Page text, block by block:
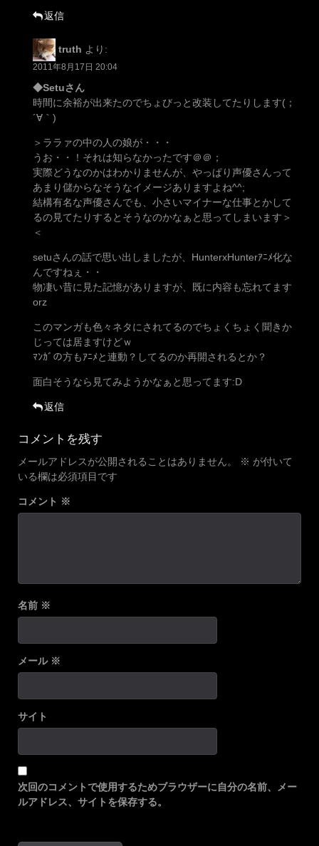
返信
truth より:
2011年8月17日 20:04
◆Setuさん
時間に余裕が出来たのでちょびっと改装してたりします(；
´∀｀)
＞ララァの中の人の娘が・・・
うお・・！それは知らなかったです＠＠；
実際どうなのかはわかりませんが、やっぱり声優さんって
あまり儲からなそうなイメージありますよね^^;
結構有名な声優さんでも、小さいマイナーな仕事とかして
るの見てたりするとそうなのかなぁと思ってしまいます＞
＜
setuさんの話で思い出しましたが、HunterxHunterｱﾆﾒ化な
んですねぇ・・
物凄い昔に見た記憶がありますが、既に内容も忘れてます
orz
このマンガも色々ネタにされてるのでちょくちょく聞きか
じっては居ますけどｗ
ﾏﾝｶﾞの方もｱﾆﾒと連動？してるのか再開されるとか？
面白そうなら見てみようかなぁと思ってます:D
返信
コメントを残す
メールアドレスが公開されることはありません。 ※ が付いて
いる欄は必須項目です
コメント ※
名前 ※
メール ※
サイト
次回のコメントで使用するためブラウザーに自分の名前、メー
ルアドレス、サイトを保存する。